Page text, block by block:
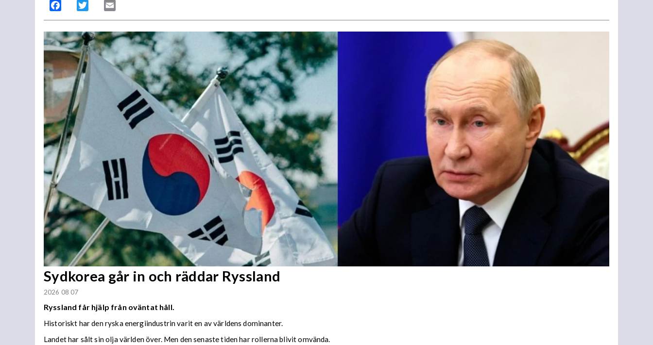
Facebook Twitter
Sydkorea går in och räddar Ryssland
2026 08 07
Ryssland får hjälp från oväntat håll.
Historiskt har den ryska energiindustrin varit en av världens dominanter.
Landet har sålt sin olja världen över. Men den senaste tiden har rollerna blivit omvända.